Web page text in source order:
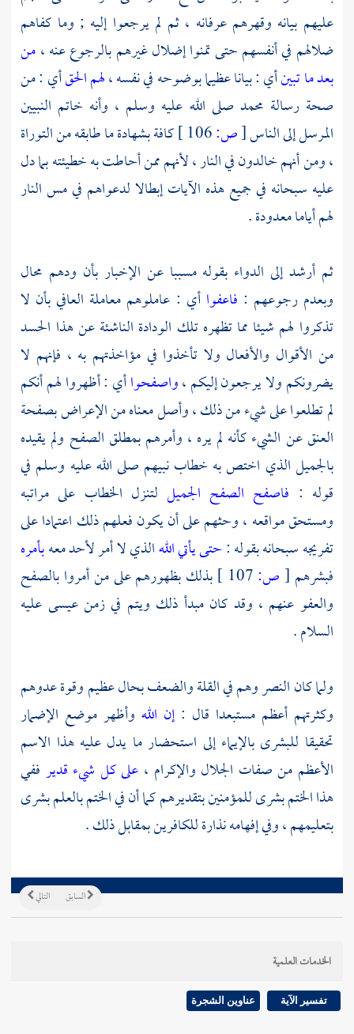
عليهم بيانه وقهرهم عرفانه ، ثم لم يرجعوا إليه ; وما كفاهم
ضلالهم في أنفسهم حتى تمنوا إضلال غيرهم بالرجوع عنه ،من
بعد ما تبينأي : بيانا عظيما بوضوحه في نفسه ،لهم الحقأي : من
صحة رسالة محمد صلى الله عليه وسلم ، وأنه خاتم النبيين
المرسل إلى الناس[ص:
كافة بشهادة ما طابقه من التوراة
، ومن أنهم خالدون في النار ، لأنهم ممن أحاطت به خطيئته بما دل
عليه سبحانه في جميع هذه الآيات إبطالا لدعواهم في مس النار
لهم أياما معدودة .
ثم أرشد إلى الدواء بقوله مسببا عن الإخبار بأن ودهم محال
وبعدم رجوعهم : فاعفواأي : عاملوهم معاملة العافي بأن لا
تذكروا لهم شيئا مما تظهره تلك الودادة الناشئة عن هذا الحسد
من الأقوال والأفعال ولا تأخذوا في مؤاخذتهم به ، فإنهم لا
يضرونكم ولا يرجعون إليكم ،واصفحواأي : أظهروا لهم أنكم
لم تطلعوا على شيء من ذلك ، وأصل معناه من الإعراض بصفحة
العنق عن الشيء كأنه لم يره ، وأمرهم بمطلق الصفح ولم يقيده
بالجميل الذي اختص به خطاب نبيهم صلى الله عليه وسلم في
قوله : فاصفح الصفح الجميل لتنزل الخطاب على مراتبه
ومستحق مواقعه ، وحثهم على أن يكون فعلهم ذلك اعتمادا على
تفريجه سبحانه بقوله :حتى يأتي اللهالذي لا أمر لأحد معهبأمره
فبشرهم [ص:
بذلك بظهورهم على من أمروا بالصفح
والعفو عنهم ، وقد كان مبدأ ذلك ويتم في زمنعيسى عليه
السلام .
ولما كان النصر وهم في القلة والضعف بحال عظيم وقوة عدوهم
وكثرتهم أعظم مستبعدا قال :إن الله وأظهر موضع الإضمار
تحقيقا للبشرى بالإيماء إلى استحضار ما يدل عليه هذا الاسم
الأعظم من صفات الجلال والإكرام ، على كل شيء قدير ففي
هذا الختم بشرى للمؤمنين بتقديرهم كما أن في الختم بالعلم بشرى
بتعليمهم ، وفي إفهامه نذارة للكافرين بمقابل ذلك .
التالي السابق
الخدمات العلمية
تفسير الآية عناوين الشجرة